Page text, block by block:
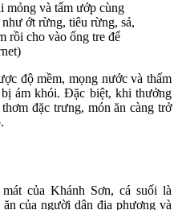
mỏng và tẩm ướp cùng
ớt rừng, tiêu rừng, sả,
rồi cho vào ống tre để
độ mềm, mọng nước và thấm
ám khói. Đặc biệt, khi thưởng
đặc trưng, món ăn càng trở
của Khánh Sơn, cá suối là
của người dân địa phương và